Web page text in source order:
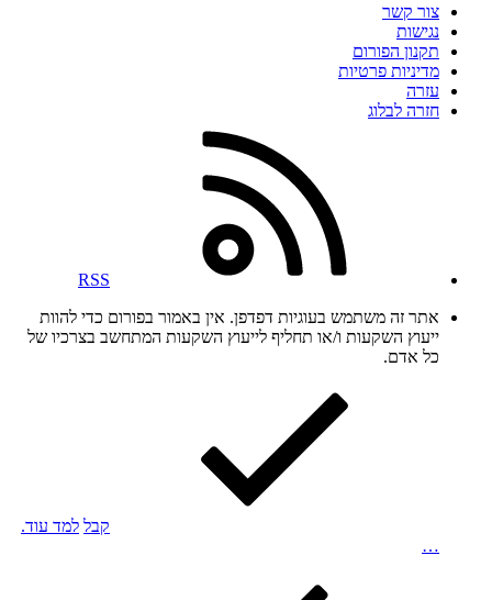
צור קשר
נגישות
תקנון הפורום
מדיניות פרטיות
עזרה
חזרה לבלוג
RSS
אתר זה משתמש בעוגיות דפדפן. אין באמור בפורום כדי להוות
ייעוץ השקעות ו/או תחליף לייעוץ השקעות המתחשב בצרכיו של
כל אדם.
קבל למד עוד.
…